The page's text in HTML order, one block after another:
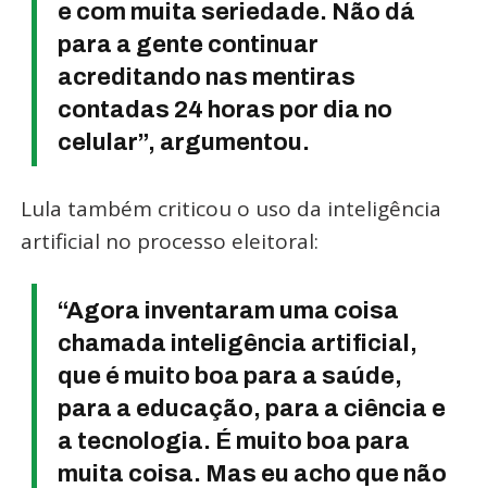
e com muita seriedade. Não dá
para a gente continuar
acreditando nas mentiras
contadas 24 horas por dia no
celular”, argumentou.
Lula também criticou o uso da inteligência
artificial no processo eleitoral:
“Agora inventaram uma coisa
chamada inteligência artificial,
que é muito boa para a saúde,
para a educação, para a ciência e
a tecnologia. É muito boa para
muita coisa. Mas eu acho que não